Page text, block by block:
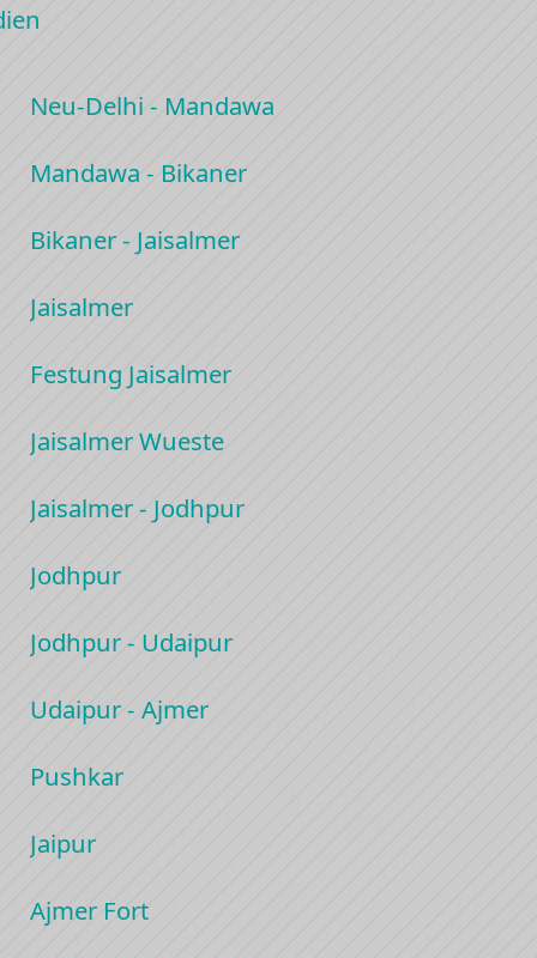
Neu-Delhi - Mandawa
Mandawa - Bikaner
Bikaner - Jaisalmer
Jaisalmer
Festung Jaisalmer
Jaisalmer Wueste
Jaisalmer - Jodhpur
Jodhpur
Jodhpur - Udaipur
Udaipur - Ajmer
Pushkar
Jaipur
Ajmer Fort